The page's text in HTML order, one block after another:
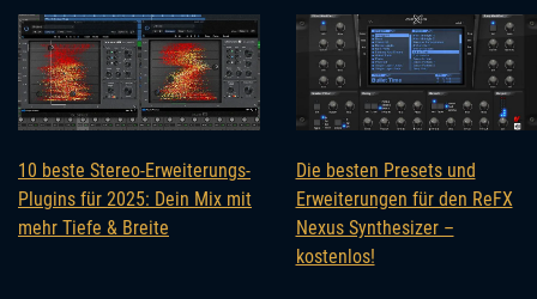
10 beste Stereo-Erweiterungs-
Plugins für 2025: Dein Mix mit
mehr Tiefe & Breite
Die besten Presets und
Erweiterungen für den ReFX
Nexus Synthesizer –
kostenlos!